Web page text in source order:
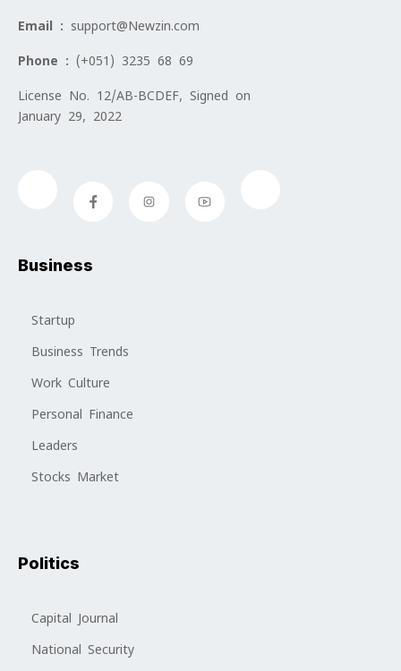
Email : support@Newzin.com
Phone : (+051) 3235 68 69
License No. 12/AB-BCDEF, Signed on
January 29, 2022
Business
Startup
Business Trends
Work Culture
Personal Finance
Leaders
Stocks Market
Politics
Capital Journal
National Security